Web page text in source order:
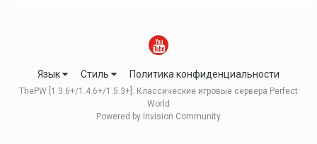
Язык Стиль Политика конфиденциальности
ThePW [1.3.6+/1.4.6+/1.5.3+]: Классические игровые сервера Perfect
World
Powered by Invision Community